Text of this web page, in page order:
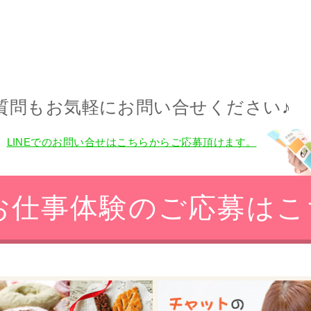
問もお気軽にお問い合せください♪
LINEでのお問い合せはこちらからご応募頂けます。
仕事体験のご応募は